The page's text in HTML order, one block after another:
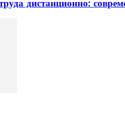
дистанционно: